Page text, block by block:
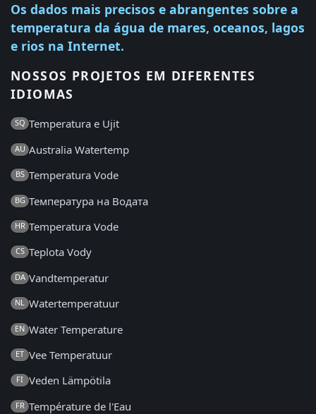
Os dados mais precisos e abrangentes sobre a
temperatura da água de mares, oceanos, lagos
e rios na Internet.
NOSSOS PROJETOS EM DIFERENTES
IDIOMAS
SQ Temperatura e Ujit
AU Australia Watertemp
BS Temperatura Vode
BG Температура на Водата
HR Temperatura Vode
CS Teplota Vody
DA Vandtemperatur
NL Watertemperatuur
EN Water Temperature
ET Vee Temperatuur
FI Veden Lämpötila
FR Température de l'Eau